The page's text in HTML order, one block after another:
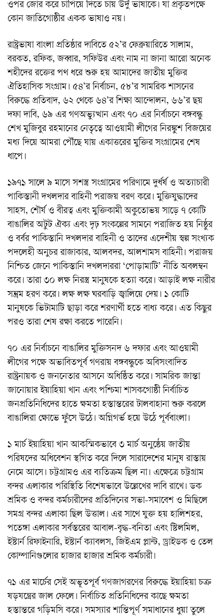
ওপর জোর করে চাপিয়ে দিতে চায় উর্দু ভাষাকে। যা প্রকৃতপক্ষে
কোন জাতিগোষ্ঠীর একক ভাষাও নয়।
রাষ্ট্রভাষা বাংলা প্রতিষ্ঠার দাবিতে ৫২’র ফেব্রুয়ারিতে সালাম,
বরকত, রফিক, জব্বার, সফিউর এবং নাম না জানা আরো অনেক
শহীদের রক্তের পথ ধরে শুরু হয় আমাদের জাতীয় মুক্তির
ঐতিহাসিক সংগ্রাম। ৫৪’র নির্বাচন, ৫৮’র সামরিক শাসনের
বিরুদ্ধে প্রতিবাদ, ৬২ থেকে ৬৪’র শিক্ষা আন্দোলন, ৬৬’র ছয়
দফা দাবি, ৬৯ এর গণঅভ্যুত্থান এবং ৭০ এর নির্বাচনে বঙ্গবন্ধু
শেখ মুজিবুর রহমানের নেতৃত্বে আওয়ামী লীগের নিরঙ্কুশ বিজয়ের
মধ্য দিয়ে আমরা পৌঁছে যায় একাত্তরের মুক্তির সংগ্রামের শেষ
ধাপে।
১৯৭১ সালে ৯ মাসে সশস্ত্র সংগ্রামের পরিণামে দুর্ধর্ষ ও অত্যাচারী
পাকিস্তানী দখলদার বাহিনী পরাজয় বরণ করে। মুক্তিযুদ্ধাদের
সাহস, শৌর্য ও বীরত্ব এবং মুক্তিকামী অকুতোভয় সাড়ে ৭ কোটি
বাঙালির অটুট ঐক্য এবং দৃঢ় সংকল্পের সামনে পরাজিত হয় নিষ্ঠুর
ও বর্বর পাকিস্তানি দখলদার বাহিনী ও তাদের এদেশীয় স্বল্প সংখ্যক
পদলেহী অনুচর রাজাকার, আলবদর, আলশামস বাহিনী। পরাজয়
নিশ্চিত জেনে পাকিস্তানি দখলদাররা ‘পোড়ামাটি’ নীতি অবলম্বন
করে। তারা ৩০ লক্ষ নিরস্ত্র মানুষকে হত্যা করে। আড়াই লক্ষ নারীর
সম্ভ্রম হরণ করে। লক্ষ লক্ষ ঘরবাড়ি জ্বালিয়ে দেয়। ১ কোটি
মানুষকে ভিটামাটি ছাড়া করে শরণার্থী হতে বাধ্য করে। এত কিছুর
পরও তারা শেষ রক্ষা করতে পারেনি।
৭০ এর নির্বাচনে বাঙালির মুক্তিসনদ ৬ দফার এবং আওয়ামী
লীগের পক্ষে অভাবিতপূর্ব গণরায় বঙ্গবন্ধুকে অবিসংবাদিত
রাষ্ট্রনায়ক ও জননেতার আসনে অধিষ্ঠিত করে। সামরিক জান্তা
জানোয়ার ইয়াহিয়া খান এবং পশ্চিমা শাসকগোষ্ঠী নির্বাচিত
জনপ্রতিনিধিদের হাতে ক্ষমতা হস্তান্তরের টালবাহানা শুরু করলে
বাঙালিরা ক্ষোভে ফুঁসে উঠে। অগ্নিগর্ভ হয়ে উঠে পূর্ববাংলা।
১ মার্চ ইয়াহিয়া খান আকস্মিকভাবে ৩ মার্চ অনুষ্ঠেয় জাতীয়
পরিষদের অধিবেশন স্থগিত করে দিলে সারাদেশের মানুষ রাস্তায়
নেমে আসে। চট্টগ্রামও এর ব্যতিক্রম ছিল না। এক্ষেত্রে চট্টগ্রাম
বন্দর এলাকার পরিস্থিতি বিশেষভাবে উল্লেখের দাবি রাখে। ডক
শ্রমিক ও বন্দর কর্মচারীদের প্রতিদিনের সভা-সমাবেশ ও মিছিলে
সমগ্র বন্দর এলাকা ছিল উত্তাল। এর সাথে যুক্ত হয় হালিশহর,
পতেঙ্গা এলাকার সর্বস্তরের আবাল-বৃদ্ধ-বনিতা এবং স্টিলমিল,
ইস্টার্ন রিফাইনারি, ইস্টার্ন ক্যাবলস, জিইএম প্লান্ট, ড্রাইডক ও তেল
কোম্পানিগুলোর হাজার হাজার শ্রমিক কর্মচারী।
৭১ এর মার্চের সেই অভূতপূর্ব গণজাগরণের বিরুদ্ধে ইয়াহিয়া চক্র
ষড়যন্ত্রের জাল ফেলে। নির্বাচিত প্রতিনিধিদের কাছে ক্ষমতা
হস্তান্তরে গড়িমসি করে। সমস্যার শান্তিপূর্ণ সমাধানের ধুয়া তুলে